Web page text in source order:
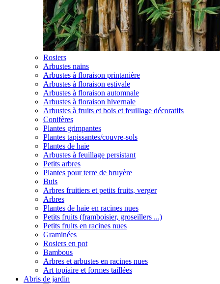
Rosiers
Arbustes nains
Arbustes à floraison printanière
Arbustes à floraison estivale
Arbustes à floraison automnale
Arbustes à floraison hivernale
Arbustes à fruits et bois et feuillage décoratifs
Conifères
Plantes grimpantes
Plantes tapissantes/couvre-sols
Plantes de haie
Arbustes à feuillage persistant
Petits arbres
Plantes pour terre de bruyère
Buis
Arbres fruitiers et petits fruits, verger
Arbres
Plantes de haie en racines nues
Petits fruits (framboisier, groseillers ...)
Petits fruits en racines nues
Graminées
Rosiers en pot
Bambous
Arbres et arbustes en racines nues
Art topiaire et formes taillées
Abris de jardin